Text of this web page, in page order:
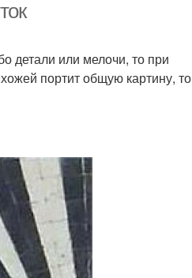
детали или мелочи, то при
портит общую картину, то